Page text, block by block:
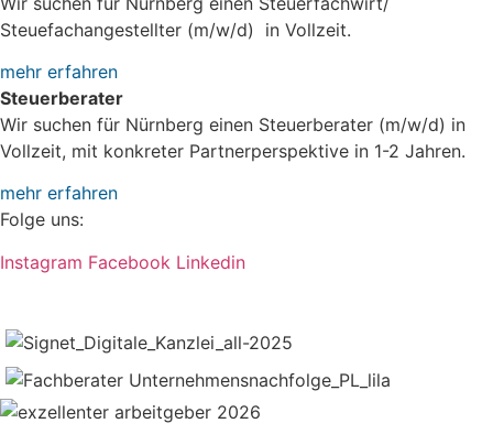
Steuefachangestellter (m/w/d) in Vollzeit.
mehr erfahren
Steuerberater
Wir suchen für Nürnberg einen Steuerberater (m/w/d) in
Vollzeit, mit konkreter Partnerperspektive in 1-2 Jahren.
mehr erfahren
Folge uns:
Instagram Facebook Linkedin